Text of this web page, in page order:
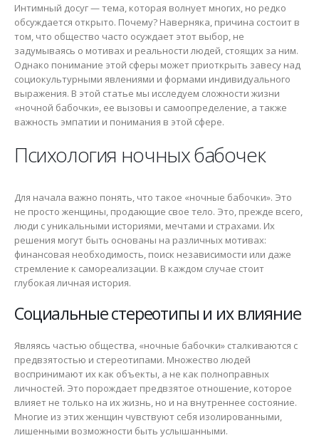
Интимный досуг — тема, которая волнует многих, но редко
обсуждается открыто. Почему? Наверняка, причина состоит в
том, что общество часто осуждает этот выбор, не
задумываясь о мотивах и реальности людей, стоящих за ним.
Однако понимание этой сферы может приоткрыть завесу над
социокультурными явлениями и формами индивидуального
выражения. В этой статье мы исследуем сложности жизни
«ночной бабочки», ее вызовы и самоопределение, а также
важность эмпатии и понимания в этой сфере.
Психология ночных бабочек
Для начала важно понять, что такое «ночные бабочки». Это
не просто женщины, продающие свое тело. Это, прежде всего,
люди с уникальными историями, мечтами и страхами. Их
решения могут быть основаны на различных мотивах:
финансовая необходимость, поиск независимости или даже
стремление к самореализации. В каждом случае стоит
глубокая личная история.
Социальные стереотипы и их влияние
Являясь частью общества, «ночные бабочки» сталкиваются с
предвзятостью и стереотипами. Множество людей
воспринимают их как объекты, а не как полноправных
личностей. Это порождает предвзятое отношение, которое
влияет не только на их жизнь, но и на внутреннее состояние.
Многие из этих женщин чувствуют себя изолированными,
лишенными возможности быть услышанными.